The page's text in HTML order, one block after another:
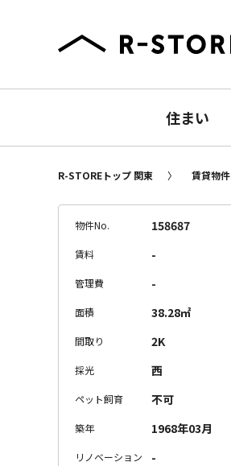
住まい
R-STOREトップ 関東 賃貸物件
物件No. 158687
賃料 -
管理費 -
面積 38.28㎡
間取り 2K
採光 西
ペット飼育 不可
築年 1968年03月
リノベーション -